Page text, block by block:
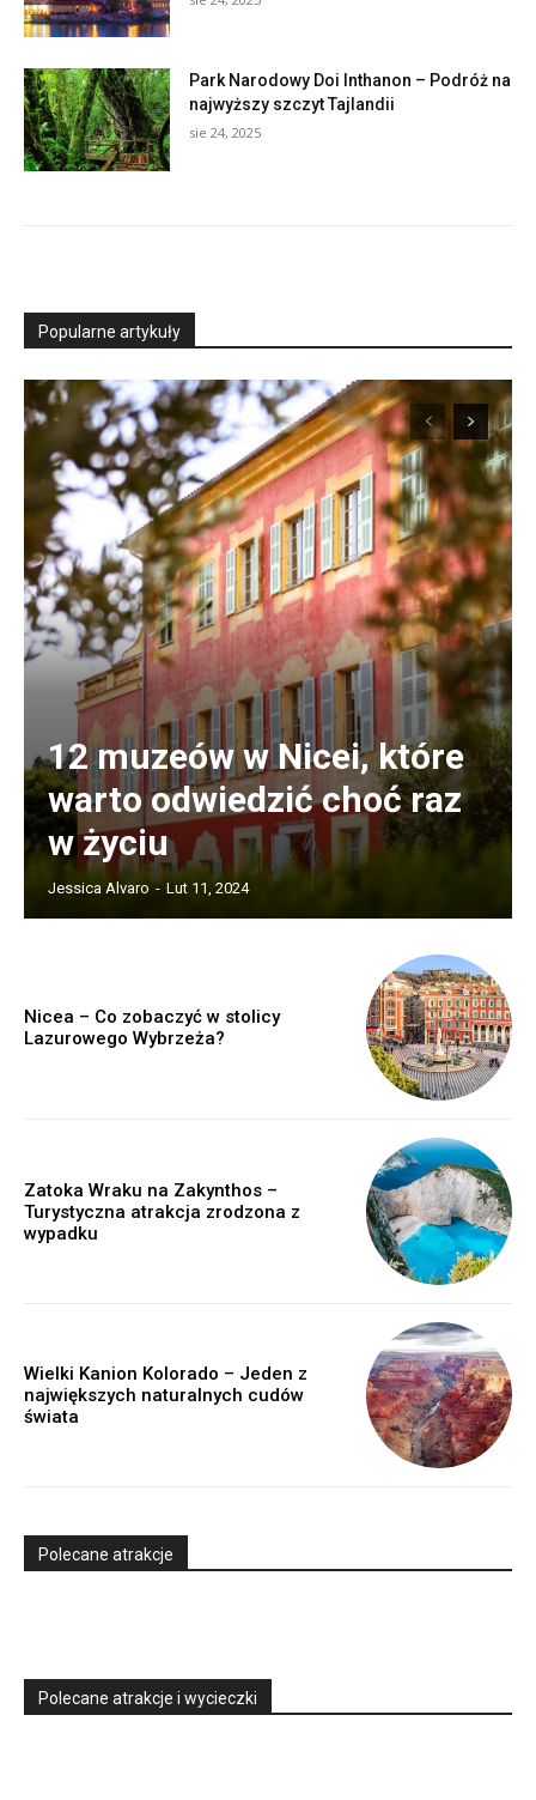
Park Narodowy Doi Inthanon – Podróż na
najwyższy szczyt Tajlandii
sie 24, 2025
Popularne artykuły
12 muzeów w Nicei, które
warto odwiedzić choć raz
w życiu
Jessica Alvaro - Lut 11, 2024
Nicea – Co zobaczyć w stolicy
Lazurowego Wybrzeża?
Zatoka Wraku na Zakynthos –
Turystyczna atrakcja zrodzona z
wypadku
Wielki Kanion Kolorado – Jeden z
największych naturalnych cudów
świata
Polecane atrakcje
Polecane atrakcje i wycieczki